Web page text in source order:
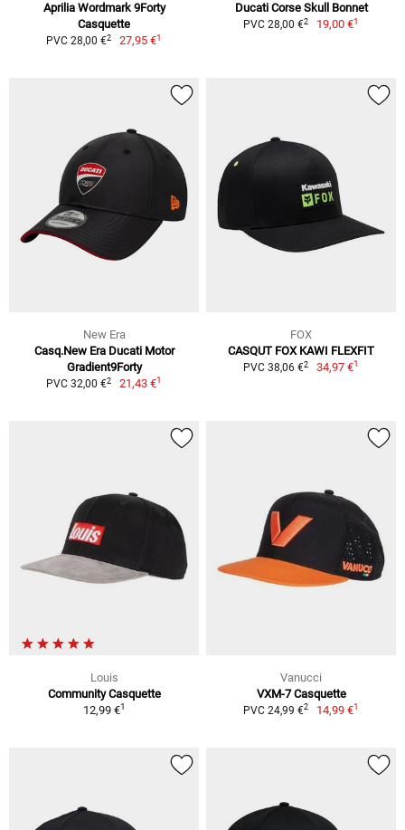
Aprilia Wordmark 9Forty
Casquette
PVC 28,00 €2 27,95 €1
Ducati Corse Skull Bonnet
PVC 28,00 €2 19,00 €1
New Era
Casq.New Era Ducati Motor
Gradient9Forty
PVC 32,00 €2 21,43 €1
FOX
CASQUT FOX KAWI FLEXFIT
PVC 38,06 €2 34,97 €1
Louis
Community Casquette
12,99 €1
Vanucci
VXM-7 Casquette
PVC 24,99 €2 14,99 €1